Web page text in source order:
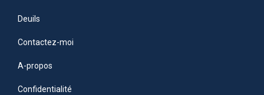
Deuils
Contactez-moi
A-propos
Confidentialité